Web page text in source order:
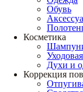
Обувь
Косметика
Духи и
Коррекция